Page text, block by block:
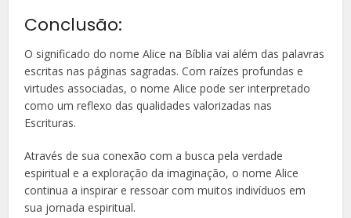
Conclusão:
O significado do nome Alice na Bíblia vai além das palavras
escritas nas páginas sagradas. Com raízes profundas e
virtudes associadas, o nome Alice pode ser interpretado
como um reflexo das qualidades valorizadas nas
Escrituras.
Através de sua conexão com a busca pela verdade
espiritual e a exploração da imaginação, o nome Alice
continua a inspirar e ressoar com muitos indivíduos em
sua jornada espiritual.